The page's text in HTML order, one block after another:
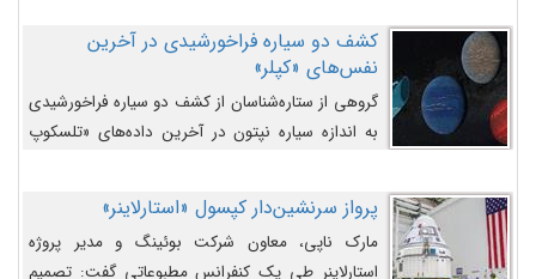
کشف دو سیاره فراخورشیدی در آخرین
نفس‌های «کپلر»
گروهی از ستاره‌شناسان از کشف دو سیاره فراخورشیدی
به اندازه سیاره نپتون در آخرین داده‌های «تلسکوپ
پرواز سرنشین‌دار کپسول «استارلاینر»
مارک ناپی، معاون شرکت بوئینگ و مدیر پروژه
استارلاینر طی یک کنفرانس مطبوعاتی گفت: تصمیم